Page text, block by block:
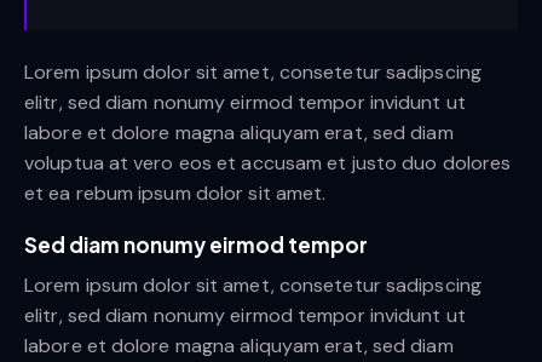
Lorem ipsum dolor sit amet, consetetur sadipscing
elitr, sed diam nonumy eirmod tempor invidunt ut
labore et dolore magna aliquyam erat, sed diam
voluptua at vero eos et accusam et justo duo dolores
et ea rebum ipsum dolor sit amet.
Sed diam nonumy eirmod tempor
Lorem ipsum dolor sit amet, consetetur sadipscing
elitr, sed diam nonumy eirmod tempor invidunt ut
labore et dolore magna aliquyam erat, sed diam